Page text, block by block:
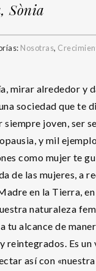
Sònia
Nosotras,
mirar alrededor y
sociedad que te
joven, ser
y mil
como mujer te
de las mujeres, a
en la Tierra,
naturaleza
tu alcance de
Es
así con